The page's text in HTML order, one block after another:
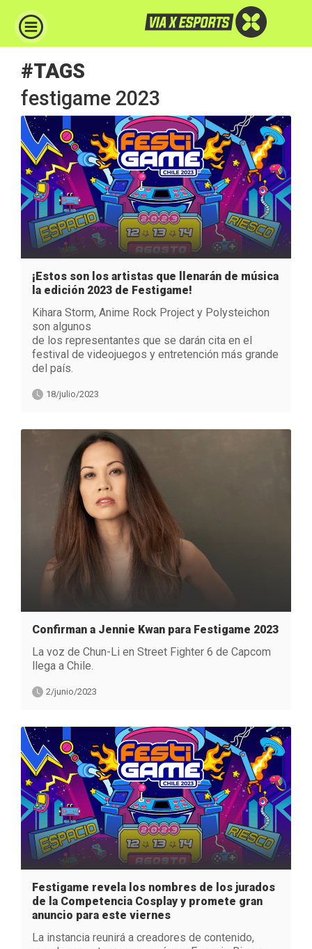
#TAGS
festigame 2023
¡Estos son los artistas que llenarán de música
la edición 2023 de Festigame!
Kihara Storm, Anime Rock Project y Polysteichon
son algunos
de los representantes que se darán cita en el
festival de videojuegos y entretención más grande
del país.
18/julio/2023
Confirman a Jennie Kwan para Festigame 2023
La voz de Chun-Li en Street Fighter 6 de Capcom
llega a Chile.
2/junio/2023
Festigame revela los nombres de los jurados
de la Competencia Cosplay y promete gran
anuncio para este viernes
La instancia reunirá a creadores de contenido,